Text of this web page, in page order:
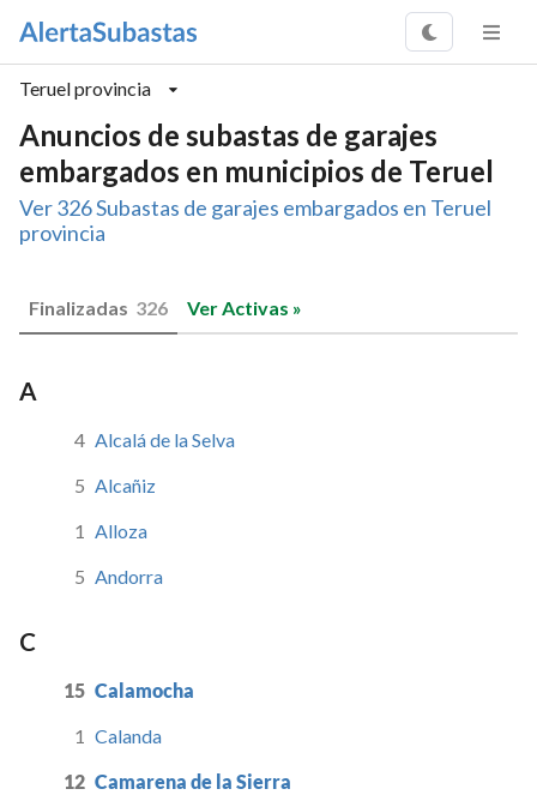
Teruel provincia
Anuncios de subastas de garajes
embargados en municipios de Teruel
Ver 326 Subastas de garajes embargados en Teruel
provincia
Finalizadas 326 Ver Activas »
A
4 Alcalá de la Selva
5 Alcañiz
1
Alloza
5 Andorra
C
15 Calamocha
1 Calanda
12 Camarena de la Sierra